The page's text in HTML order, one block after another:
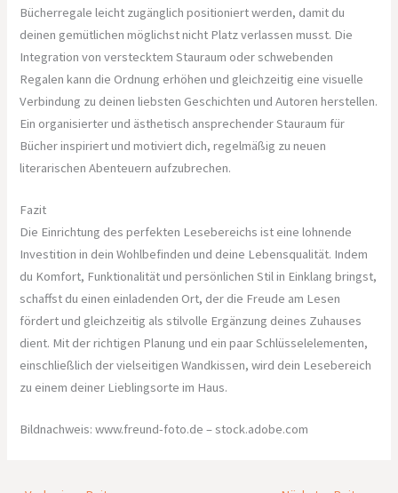
Bücherregale leicht zugänglich positioniert werden, damit du
deinen gemütlichen möglichst nicht Platz verlassen musst. Die
Integration von verstecktem Stauraum oder schwebenden
Regalen kann die Ordnung erhöhen und gleichzeitig eine visuelle
Verbindung zu deinen liebsten Geschichten und Autoren herstellen.
Ein organisierter und ästhetisch ansprechender Stauraum für
Bücher inspiriert und motiviert dich, regelmäßig zu neuen
literarischen Abenteuern aufzubrechen.
Fazit
Die Einrichtung des perfekten Lesebereichs ist eine lohnende
Investition in dein Wohlbefinden und deine Lebensqualität. Indem
du Komfort, Funktionalität und persönlichen Stil in Einklang bringst,
schaffst du einen einladenden Ort, der die Freude am Lesen
fördert und gleichzeitig als stilvolle Ergänzung deines Zuhauses
dient. Mit der richtigen Planung und ein paar Schlüsselelementen,
einschließlich der vielseitigen Wandkissen, wird dein Lesebereich
zu einem deiner Lieblingsorte im Haus.
Bildnachweis:www.freund-foto.de– stock.adobe.com